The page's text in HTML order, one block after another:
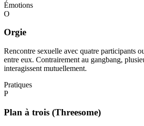
Émotions
O
Orgie
Rencontre sexuelle avec quatre participants
entre eux. Contrairement au gangbang,
interagissent mutuellement.
Pratiques
P
Plan à trois (Threesome)